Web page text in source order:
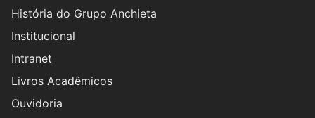
História do Grupo Anchieta
Institucional
Intranet
Livros Acadêmicos
Ouvidoria